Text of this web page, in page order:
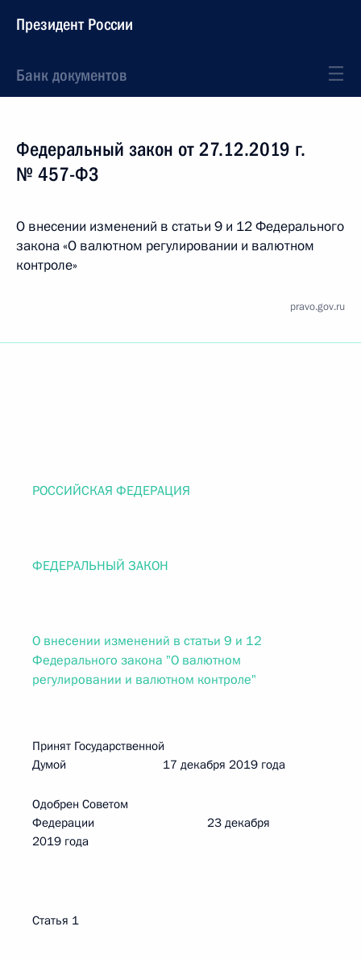
Президент России
Банк документов
Федеральный закон от 27.12.2019 г.
№ 457-ФЗ
О внесении изменений в статьи 9 и 12 Федерального
закона «О валютном регулировании и валютном
контроле»
pravo.gov.ru
РОССИЙСКАЯ ФЕДЕРАЦИЯ
ФЕДЕРАЛЬНЫЙ ЗАКОН
О внесении изменений в статьи 9 и 12
Федерального закона "О валютном
регулировании и валютном контроле"
Принят Государственной
Думой 17 декабря 2019 года
Одобрен Советом
Федерации 23 декабря
2019 года
Статья 1